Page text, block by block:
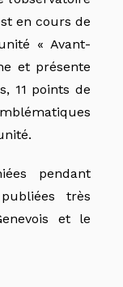
en cours de
« Avant-
et présente
11 points de
pendant
très
et le